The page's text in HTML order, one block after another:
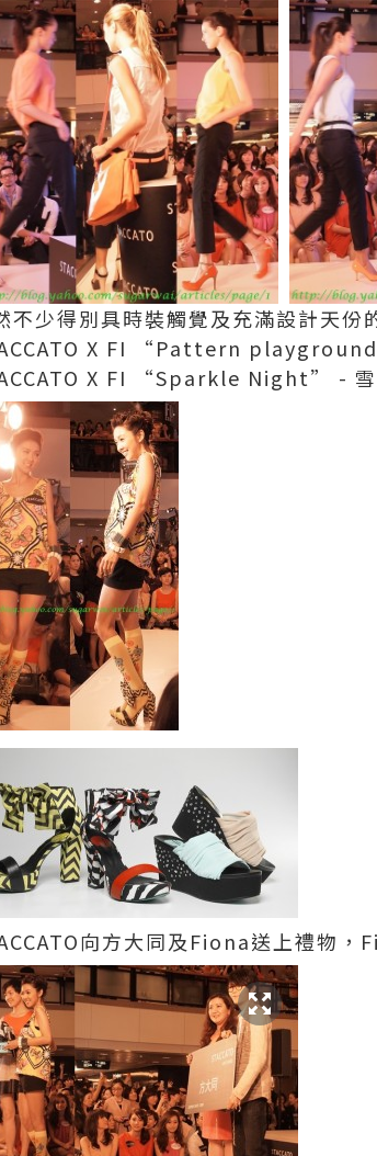
不少得別具時裝觸覺及充滿設計天
X FI “Pattern
X FI “Sparkle Night” -
向方大同及Fiona送上禮物，